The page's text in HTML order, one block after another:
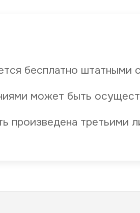
бесплатно штатными
может быть
произведена третьими